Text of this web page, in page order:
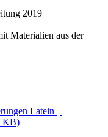
2019
Materialien aus der
Latein
KB)